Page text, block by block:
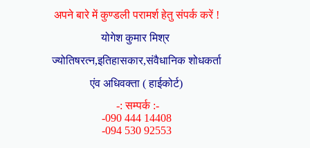
अपने बारे में कुण्डली परामर्श हेतु संपर्क करें !
योगेश कुमार मिश्र
ज्योतिषरत्न,इतिहासकार,संवैधानिक शोधकर्ता
एंव अधिवक्ता ( हाईकोर्ट)
-: सम्पर्क :-
-090 444 14408
-094 530 92553